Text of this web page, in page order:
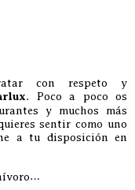
con respeto y
. Poco a poco os
y muchos más
sentir como uno
a tu disposición en